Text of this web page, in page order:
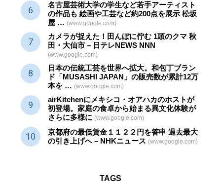
名古屋芸術大学の学生など若手アーティスト
の作品も 絵画や工芸など約200点を展示 松坂
屋 … (www.google.com)
カメラが捉えた！田んぼに佇む 1頭のクマ 秋
田・大仙市 – 日テレNEWS NNN
(www.google.com)
日本の伝統工芸を世界へ拡大。和包丁ブラン
ド「MUSASHI JAPAN」の販売数が累計12万
本を … (www.google.com)
airKitchenにメキシコ・オアハカのホストが
初登場。家庭の食卓から始まる異文化体験が
さらに多様に (www.google.com)
京都府の最低賃金１１２２円を答申 過去最大
の引き上げへ – NHKニュース (www.google.com)
TAGS